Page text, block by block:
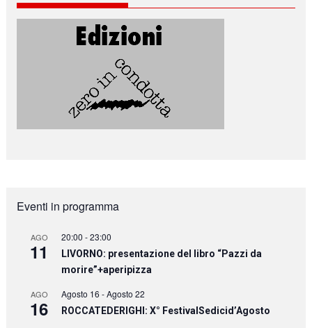
Eventi in programma
AGO
11
20:00 -23:00
LIVORNO: presentazione del libro “Pazzi da
morire”+aperipizza
AGO
16
Agosto 16 -Agosto 22
ROCCATEDERIGHI: X° FestivalSedicid’Agosto